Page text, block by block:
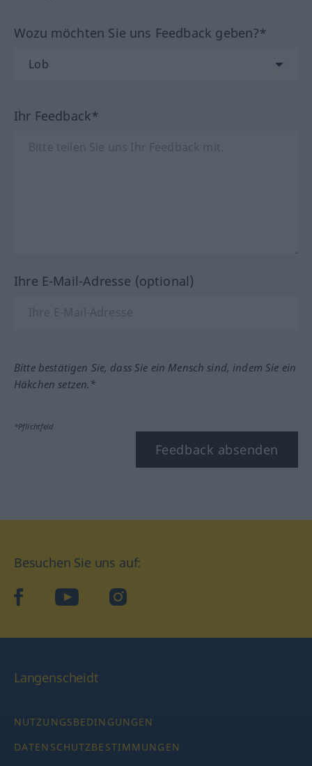
Wozu möchten Sie uns Feedback geben?*
Ihr Feedback*
Ihre E-Mail-Adresse (optional)
Bitte bestätigen Sie, dass Sie ein Mensch sind, indem Sie ein
Häkchen setzen.*
*Pflichtfeld
Feedback absenden
Besuchen Sie uns auf:
facebookYouTube Instagram
Langenscheidt
NUTZUNGSBEDINGUNGEN
DATENSCHUTZBESTIMMUNGEN